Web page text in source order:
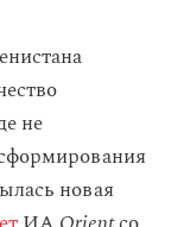
не
новая